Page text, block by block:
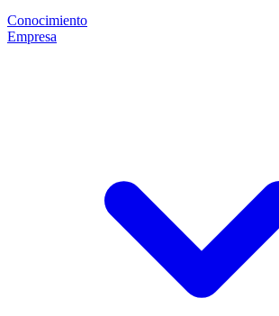
Conocimiento
Empresa